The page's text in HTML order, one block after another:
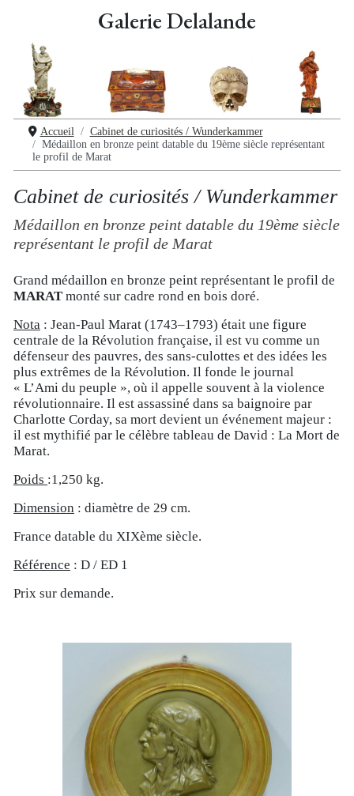
Galerie Delalande
Accueil
Cabinet de curiosités / Wunderkammer
Médaillon en bronze peint datable du 19ème siècle représentant
le profil de Marat
Cabinet de curiosités / Wunderkammer
Médaillon en bronze peint datable du 19ème siècle
représentant le profil de Marat
Grand médaillon en bronze peint représentant le profil de
MARATmonté sur cadre rond en bois doré.
Nota : Jean-Paul Marat (1743–1793) était une figure
centrale de la Révolution française, il est vu comme un
défenseur des pauvres, des sans-culottes et des idées les
plus extrêmes de la Révolution. Il fonde le journal
« L’Ami du peuple », où il appelle souvent à la violence
révolutionnaire. Il est assassiné dans sa baignoire par
Charlotte Corday, sa mort devient un événement majeur :
il est mythifié par le célèbre tableau de David : La Mort de
Marat.
Poids :1,250 kg.
Dimension : diamètre de 29 cm.
France datable du XIXème siècle.
Référence : D / ED 1
Prix sur demande.